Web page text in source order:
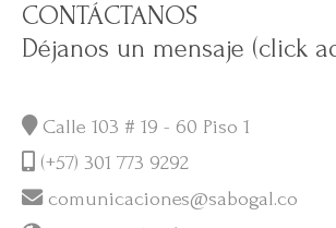
CONTÁCTANOS
Déjanos un mensaje (click
Calle 103 # 19 - 60 Piso 1
(+57) 301 773 9292
comunicaciones@sabogal.co